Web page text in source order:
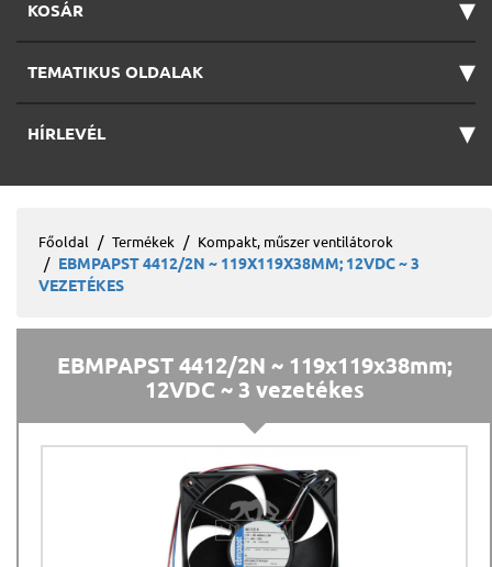
KOSÁR ▾
TEMATIKUS OLDALAK ▾
HÍRLEVÉL ▾
Főoldal Termékek Kompakt, műszer ventilátorok
EBMPAPST 4412/2N ~ 119X119X38MM; 12VDC ~ 3
VEZETÉKES
EBMPAPST 4412/2N ~ 119x119x38mm;
12VDC ~ 3 vezetékes